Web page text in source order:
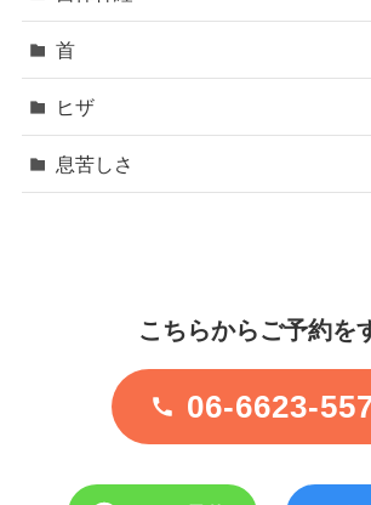
首
ヒザ
息苦しさ
こちらからご予約を
06-6623-